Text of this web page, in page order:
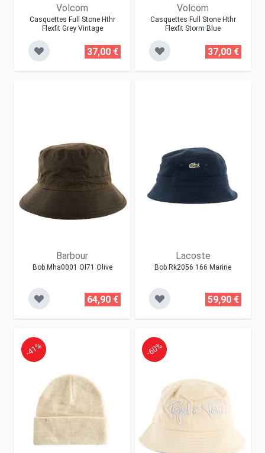
Volcom
Casquettes Full Stone Hthr
Flexfit Grey Vintage
37,00 €
Volcom
Casquettes Full Stone Hthr
Flexfit Storm Blue
37,00 €
Barbour
Bob Mha0001 Ol71 Olive
64,90 €
Lacoste
Bob Rk2056 166 Marine
59,90 €
-41% -60%